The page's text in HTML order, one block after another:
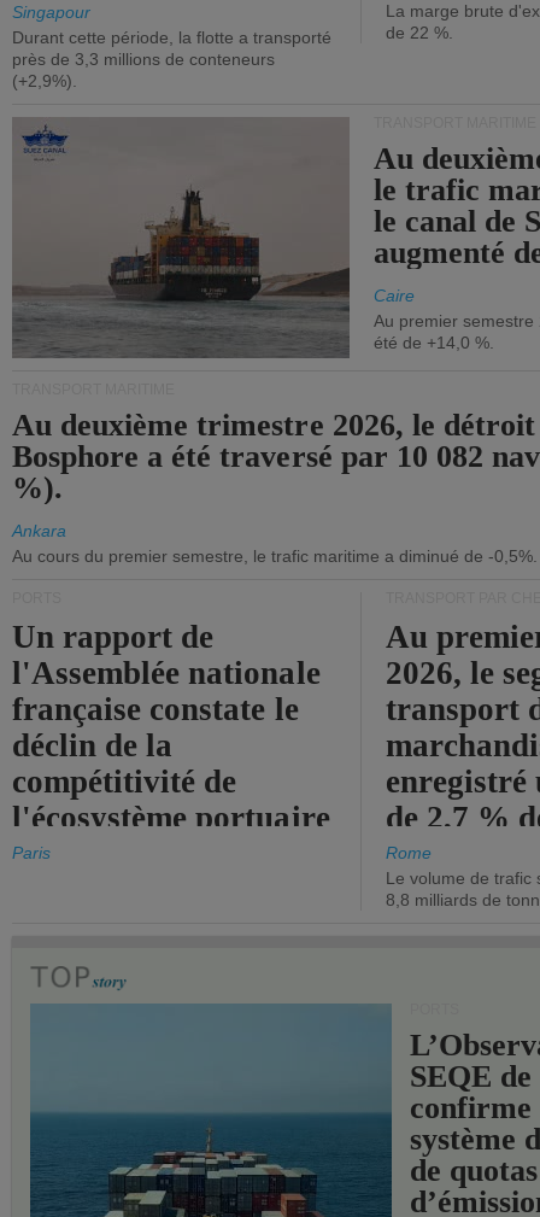
Singapour
Durant cette période, la flotte a transporté
près de 3,3 millions de conteneurs
(+2,9%).
La marge brute
de 22 %.
Au
le trafic
le canal de
augmenté
Caire
Au premier
été de +14,0 %.
Au deuxième trimestre 2026, le
Bosphore a été traversé par 10 082
%).
Ankara
Au cours du premier semestre, le trafic maritime a diminué de -0,5%.
Un rapport de
l'Assemblée nationale
française constate le
déclin de la
compétitivité de
l'écosystème portuaire
de l'État.
Paris
Au
2026, le
transport
enregistré
de 2,7 %
chiffre
Rome
Le volume de trafic
8,8 milliards de
SEQE de
confirme
système
de quotas